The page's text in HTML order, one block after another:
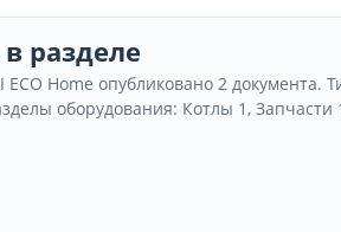
разделе
ECO Home опубликовано 2 документа.
оборудования: Котлы 1, Запчасти